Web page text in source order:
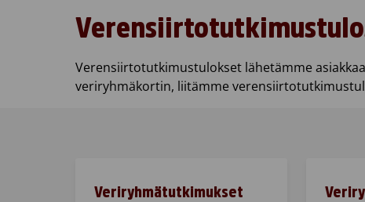
Verensiirtotutkimustulokset lähetämme
veriryhmäkortin, liitämme
Veriryhmätutkimukset